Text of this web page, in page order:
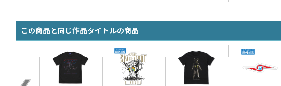
この商品と同じ作品タイトルの商品